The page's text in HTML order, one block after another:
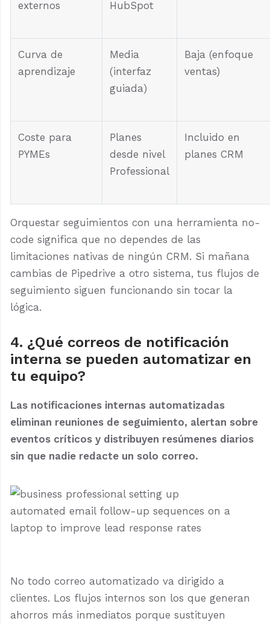
externos
HubSpot
Curva de
aprendizaje
Media
(interfaz
guiada)
Baja (enfoque
ventas)
Coste para
PYMEs
Planes
desde nivel
Professional
Incluido en
planes CRM
Orquestar seguimientos con una herramienta no-
code significa que no dependes de las
limitaciones nativas de ningún CRM. Si mañana
cambias de Pipedrive a otro sistema, tus flujos de
seguimiento siguen funcionando sin tocar la
lógica.
4. ¿Qué correos de notificación
interna se pueden automatizar en
tu equipo?
Las notificaciones internas automatizadas
eliminan reuniones de seguimiento, alertan sobre
eventos críticos y distribuyen resúmenes diarios
sin que nadie redacte un solo correo.
No todo correo automatizado va dirigido a
clientes. Los flujos internos son los que generan
ahorros más inmediatos porque sustituyen